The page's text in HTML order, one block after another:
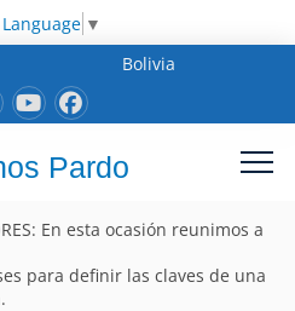
▼
Bolivia
Pardo
En esta ocasión reunimos a
para definir las claves de una